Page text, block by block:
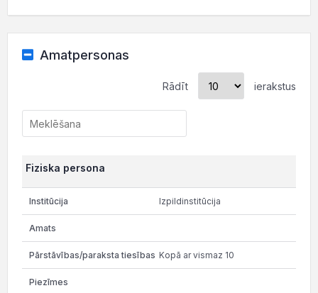
Amatpersonas
Rādīt ierakstus
Fiziska persona
Izpildinstitūcija
Kopā ar vismaz 10